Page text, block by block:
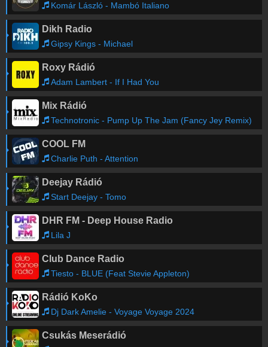
Komár László - Mambó Italiano
Dikh Radio
Gipsy Kings - Michael
Roxy Rádió
Adam Lambert - If I Had You
Mix Rádió
Technotronic - Pump Up The Jam (Fancy Jey Remix)
COOL FM
Charlie Puth - Attention
Deejay Rádió
Start Deejay - Tomo
DHR FM - Deep House Radio
Lila J
Club Dance Radio
Tiesto - BLUE (Feat Stevie Appleton)
Rádió KoKo
Dj Dark Amelie - Voyage Voyage 2024
Csukás Meserádió